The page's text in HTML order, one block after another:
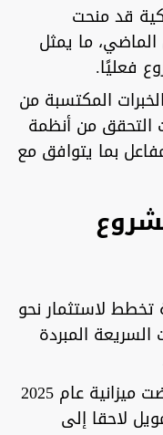
قد منحت
ما يمثل
فعليًا.
المكتسبة من
التحقق من أنظمة
بما يتوافق مع
تخطط لاستثمار نحو
السريعة المبردة
لكن الجمعية الوطنية الكورية خفضت ميزانية عام 2025
لاحقا إلى